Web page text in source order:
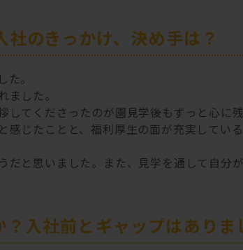
のきっかけ、決め手は？
。
した。
てくださったのが園見学後もずっと心に残
感じたことと、福利厚生の面が充実してい
だと思いました。また、見学を通して自分
入社前とギャップはありま